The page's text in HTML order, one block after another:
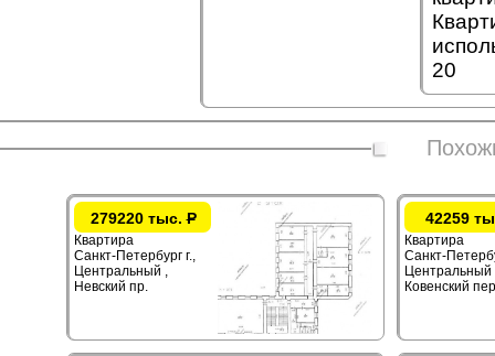
20
279220 тыс.Р
Квартира
Санкт-Петербург г.,
Центральный ,
Невский пр.
42259
Квартира
Санкт-
Центральный
Ковенский